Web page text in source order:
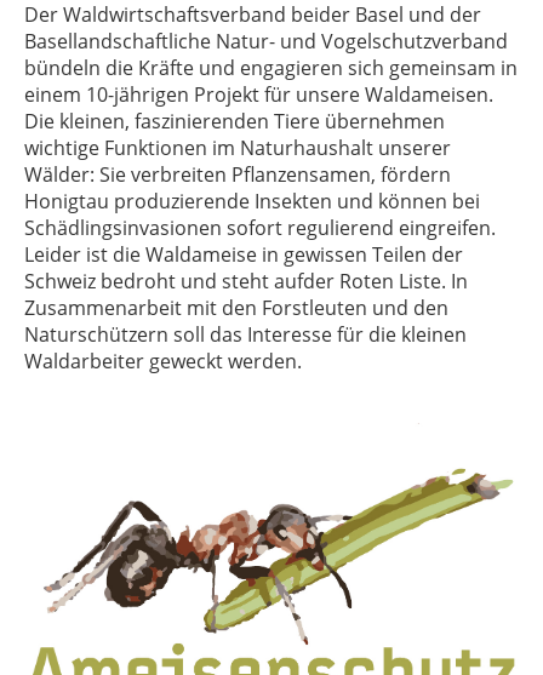
Der Waldwirtschaftsverband beider Basel und der
Basellandschaftliche Natur- und Vogelschutzverband
bündeln die Kräfte und engagieren sich gemeinsam in
einem 10-jährigen Projekt für unsere Waldameisen.
Die kleinen, faszinierenden Tiere übernehmen
wichtige Funktionen im Naturhaushalt unserer
Wälder: Sie verbreiten Pflanzensamen, fördern
Honigtau produzierende Insekten und können bei
Schädlingsinvasionen sofort regulierend eingreifen.
Leider ist die Waldameise in gewissen Teilen der
Schweiz bedroht und steht aufder Roten Liste. In
Zusammenarbeit mit den Forstleuten und den
Naturschützern soll das Interesse für die kleinen
Waldarbeiter geweckt werden.